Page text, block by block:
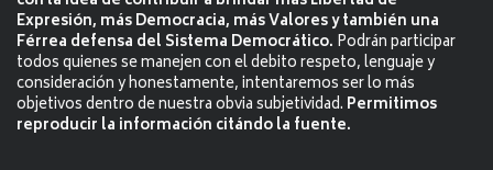
Expresión, más Democracia, más Valores y también una
Férrea defensa del Sistema Democrático. Podrán participar
todos quienes se manejen con el debito respeto, lenguaje y
consideración y honestamente, intentaremos ser lo más
objetivos dentro de nuestra obvia subjetividad. Permitimos
reproducir la información citándo la fuente.